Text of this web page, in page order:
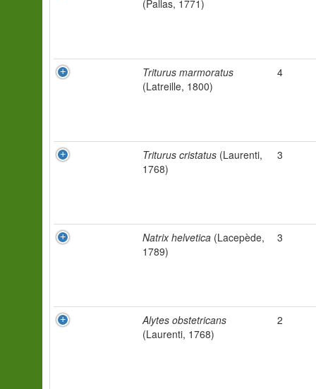
(Pallas, 1771)
Triturus marmoratus
(Latreille, 1800)
4
Triturus cristatus (Laurenti,
1768)
3
Natrix helvetica (Lacepède,
1789)
3
Alytes obstetricans
(Laurenti, 1768)
2